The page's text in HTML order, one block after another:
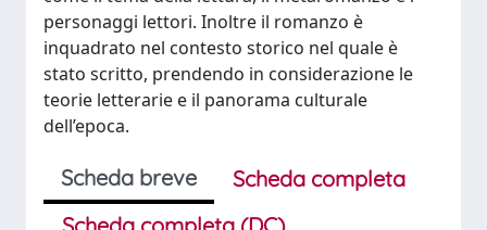
personaggi lettori. Inoltre il romanzo è
inquadrato nel contesto storico nel quale è
stato scritto, prendendo in considerazione le
teorie letterarie e il panorama culturale
dell’epoca.
Scheda breve
Scheda completa